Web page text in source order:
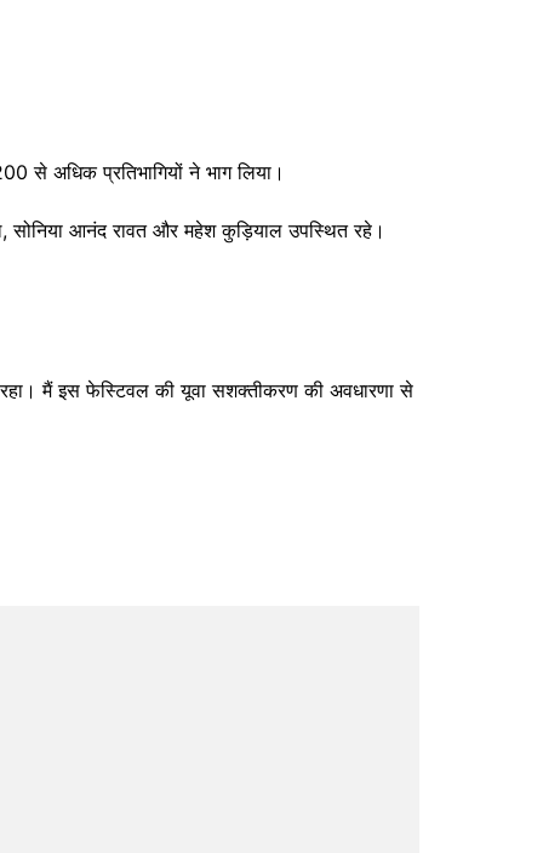
से अधिक प्रतिभागियों ने भाग लिया।
आनंद रावत और महेश कुड़ियाल उपस्थित रहे।
मैं इस फेस्टिवल की यूवा सशक्तीकरण की अवधारणा से